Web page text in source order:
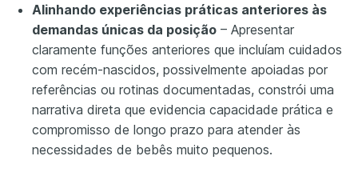
Alinhando experiências práticas anteriores às
demandas únicas da posição – Apresentar
claramente funções anteriores que incluíam cuidados
com recém-nascidos, possivelmente apoiadas por
referências ou rotinas documentadas, constrói uma
narrativa direta que evidencia capacidade prática e
compromisso de longo prazo para atender às
necessidades de bebês muito pequenos.